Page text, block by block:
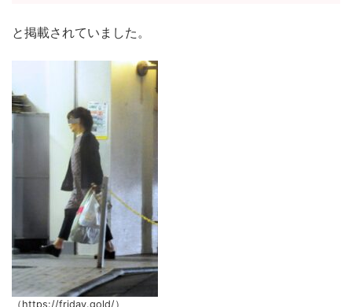
と掲載されていました。
（https://friday.gold/）